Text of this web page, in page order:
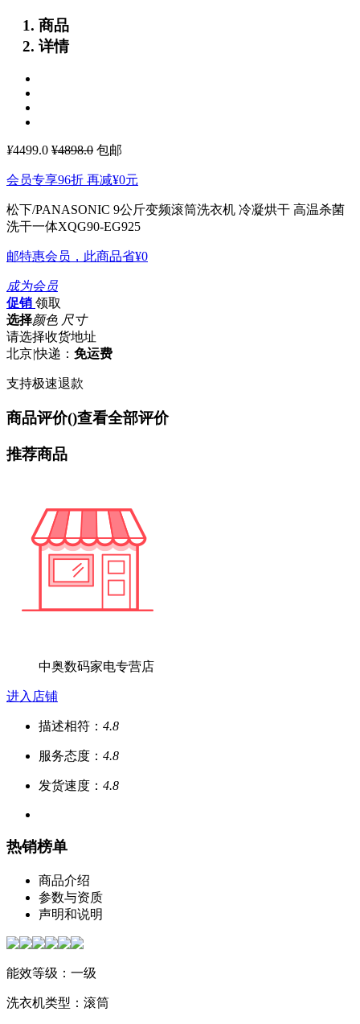
商品
详情
¥4499.0 ¥4898.0 包邮
会员专享96折 再减¥0元
松下/PANASONIC 9公斤变频滚筒洗衣机 冷凝烘干 高温杀菌
洗干一体XQG90-EG925
邮特惠会员，此商品省¥0
成为会员
促销 领取
选择颜色 尺寸
请选择收货地址
北京|快递： 免运费
支持极速退款
商品评价()查看全部评价
推荐商品
中奥数码家电专营店
进入店铺
描述相符： 4.8
服务态度： 4.8
发货速度： 4.8
热销榜单
商品介绍
参数与资质
声明和说明
能效等级：一级
洗衣机类型：滚筒